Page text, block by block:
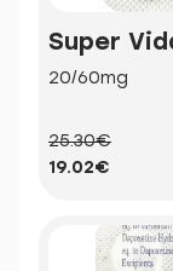
Super
20/60mg
25.30€
19.02€